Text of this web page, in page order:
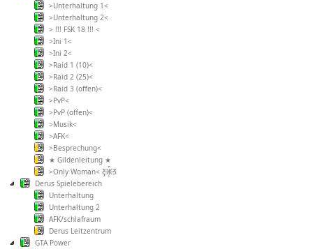
>Unterhaltung 1<
>Unterhaltung 2<
> !!! FSK 18 !!! <
>Ini 1<
>Ini 2<
>Raid 1 (10)<
>Raid 2 (25)<
>Raid 3 (offen)<
>PvP<
>PvP (offen)<
>Musik<
>AFK<
>Besprechung<
★ Gildenleitung ★
>Only Woman< Ƹ̵̡Ӝ̵̨̄Ʒ
Derus Spielebereich
Unterhaltung
Unterhaltung 2
AFK/schlafraum
Derus Leitzentrum
GTA Power